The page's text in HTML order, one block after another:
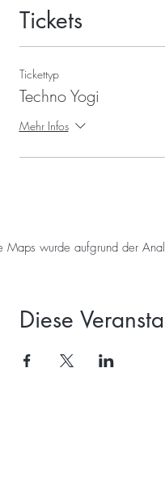
Tickets
Tickettyp
Techno Yogi
Mehr Infos
Maps wurde aufgrund der
Diese